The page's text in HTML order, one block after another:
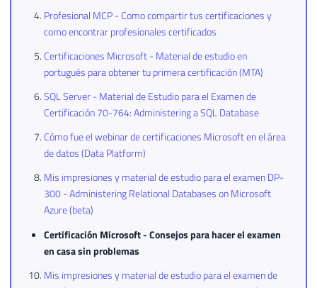
Profesional MCP - Como compartir tus certificaciones y
como encontrar profesionales certificados
Certificaciones Microsoft - Material de estudio en
portugués para obtener tu primera certificación (MTA)
SQL Server - Material de Estudio para el Examen de
Certificación 70-764: Administering a SQL Database
Cómo fue el webinar de certificaciones Microsoft en el área
de datos (Data Platform)
Mis impresiones y material de estudio para el examen DP-
300 - Administering Relational Databases on Microsoft
Azure (beta)
Certificación Microsoft - Consejos para hacer el examen
en casa sin problemas
Mis impresiones y material de estudio para el examen de